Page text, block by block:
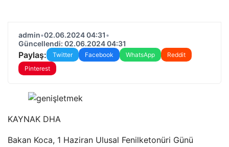
admin•02.06.2024 04:31•
Güncellendi: 02.06.2024 04:31
Paylaş: Twitter Facebook WhatsApp
Reddit
Pinterest
KAYNAK DHA
Bakan Koca, 1 Haziran Ulusal Fenilketonüri Günü